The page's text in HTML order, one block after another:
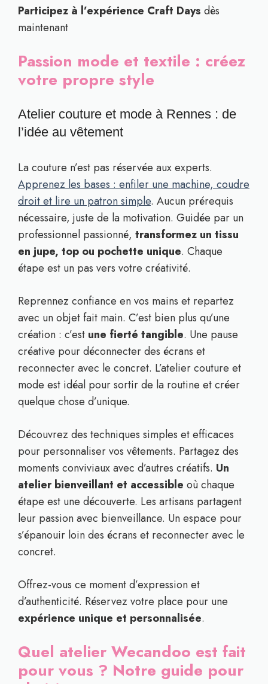
Participez à l’expérience Craft Days dès
maintenant
Passion mode et textile : créez
votre propre style
Atelier couture et mode à Rennes : de
l’idée au vêtement
La couture n’est pas réservée aux experts.
Apprenez les bases : enfiler une machine, coudre
droit et lire un patron simple. Aucun prérequis
nécessaire, juste de la motivation. Guidée par un
professionnel passionné, transformez un tissu
en jupe, top ou pochette unique. Chaque
étape est un pas vers votre créativité.
Reprennez confiance en vos mains et repartez
avec un objet fait main. C’est bien plus qu’une
création : c’est une fierté tangible. Une pause
créative pour déconnecter des écrans et
reconnecter avec le concret. L’atelier couture et
mode est idéal pour sortir de la routine et créer
quelque chose d’unique.
Découvrez des techniques simples et efficaces
pour personnaliser vos vêtements. Partagez des
moments conviviaux avec d’autres créatifs. Un
atelier bienveillant et accessible où chaque
étape est une découverte. Les artisans partagent
leur passion avec bienveillance. Un espace pour
s’épanouir loin des écrans et reconnecter avec le
concret.
Offrez-vous ce moment d’expression et
d’authenticité. Réservez votre place pour une
expérience unique et personnalisée.
Quel atelier Wecandoo est fait
pour vous ? Notre guide pour